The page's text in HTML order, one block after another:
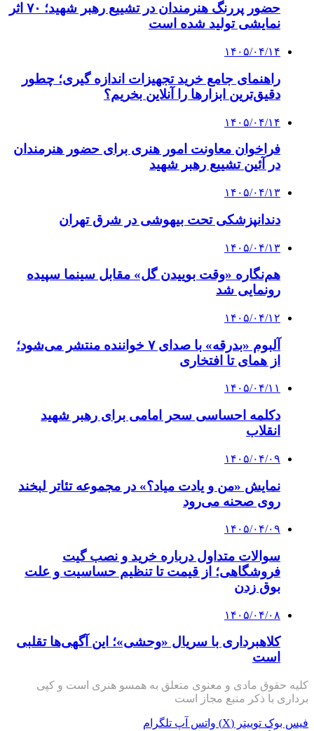
حضور پررنگ هنرمندان در تشییع رهبر شهید؛ ۷۰ اثر
نمایشی تولید شده است
۱۴۰۵/۰۴/۱۴
راهنمای جامع خرید تجهیزات اندازه گیری؛ چطور
دقیق‌ترین ابزارها را آنلاین بخریم؟
۱۴۰۵/۰۴/۱۴
فراخوان معاونت امور هنری برای حضور هنرمندان
در آئین تشییع رهبر شهید
۱۴۰۵/۰۴/۱۳
دندانپزشکی تحت بیهوشی در شرق تهران
۱۴۰۵/۰۴/۱۳
هم‌نگاره «وقت بوییدن گل» مقابل سینما سپیده
رونمایی شد
۱۴۰۵/۰۴/۱۲
آلبوم «بدرقه» با صدای ۷ خواننده منتشر می‌شود؛
از همای تا افتخاری
۱۴۰۵/۰۴/۱۱
دکلمه‌ احساسی سحر امامی برای رهبر شهید
انقلاب
۱۴۰۵/۰۴/۰۹
نمایش «من و یادت میاد؟» در مجموعه تئاتر لبخند
روی صحنه می‌رود
۱۴۰۵/۰۴/۰۹
سوالات متداول درباره خرید و نصب گیت
فروشگاهی؛ از قیمت تا تنظیم حساسیت و علت
بوق زدن
۱۴۰۵/۰۴/۰۸
کلاهبرداری با سریال «وحشی»؛ این آگهی‌ها تقلبی
است
کلیه حقوق مادی و معنوی متعلق به همسو هنری است و کپی
برداری با ذکر منبع مجاز است
فیس بوک توییتر (X) واتس آپ تلگرام